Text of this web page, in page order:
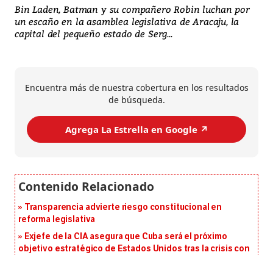
Bin Laden, Batman y su compañero Robin luchan por
un escaño en la asamblea legislativa de Aracaju, la
capital del pequeño estado de Serg...
Encuentra más de nuestra cobertura en los resultados
de búsqueda.
Agrega La Estrella en Google ↗️
Transparencia advierte riesgo constitucional en
reforma legislativa
Exjefe de la CIA asegura que Cuba será el próximo
objetivo estratégico de Estados Unidos tras la crisis con